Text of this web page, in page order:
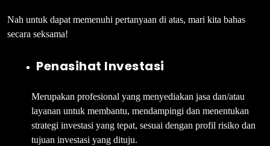
Nah untuk dapat memenuhi pertanyaan di atas, mari kita bahas
secara seksama!
Penasihat Investasi
Merupakan profesional yang menyediakan jasa dan/atau
layanan untuk membantu, mendampingi dan menentukan
strategi investasi yang tepat, sesuai dengan profil risiko dan
tujuan investasi yang dituju.